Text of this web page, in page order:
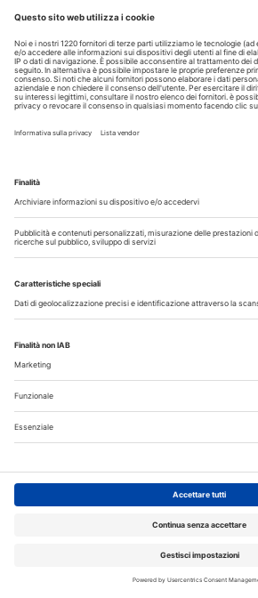
Scopri il nuovo
I più letti
Disinfettare lo spazzolino: i consigli da
La CAO richiama i direttori sanitari agli
comunicazione all'Ordine dell’assunzione